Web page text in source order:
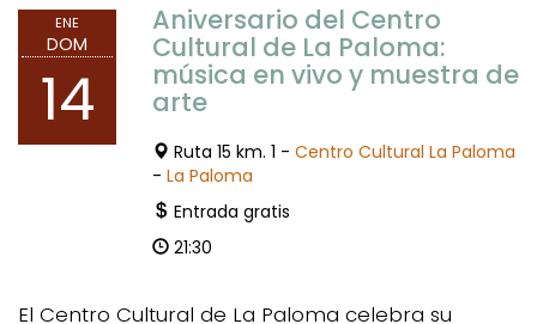
ENE
DOM
14
Aniversario del Centro
Cultural de La Paloma:
música en vivo y muestra de
arte
Ruta 15 km. 1 - Centro Cultural La Paloma
- La Paloma
Entrada gratis
21:30
El Centro Cultural de La Paloma celebra su